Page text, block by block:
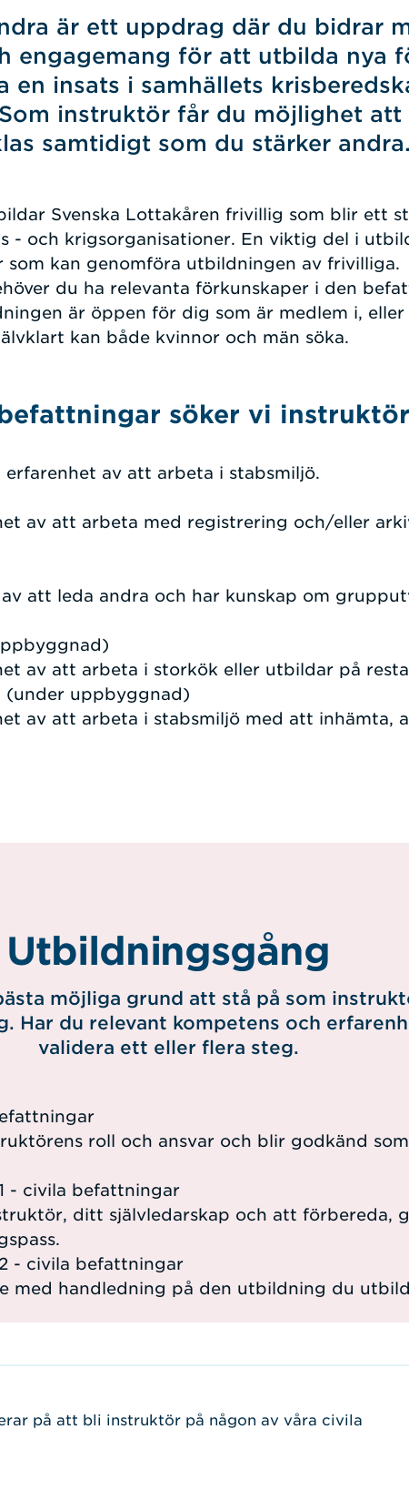
är ett uppdrag där du bidrar
engagemang för att utbilda nya
en insats i samhällets
instruktör får du möjlighet
samtidigt som du stärker andra.
Svenska Lottakåren frivillig som blir ett
- och krigsorganisationer. En viktig del i
som kan genomföra utbildningen av frivilliga.
du ha relevanta förkunskaper i den
är öppen för dig som är medlem i,
kan både kvinnor och män söka.
söker vi
erfarenhet av att arbeta i stabsmiljö.
av att arbeta med registrering och/eller
att leda andra och har kunskap om
av att arbeta i storkök eller utbildar på
(under uppbyggnad)
av att arbeta i stabsmiljö med att inhämta,
Utbildningsgång
möjliga grund att stå på som
Har du relevant kompetens och
validera ett eller flera steg.
roll och ansvar och blir godkänd
- civila befattningar
ditt självledarskap och att förbereda,
- civila befattningar
med handledning på den utbildning du
på att bli instruktör på någon av våra civila